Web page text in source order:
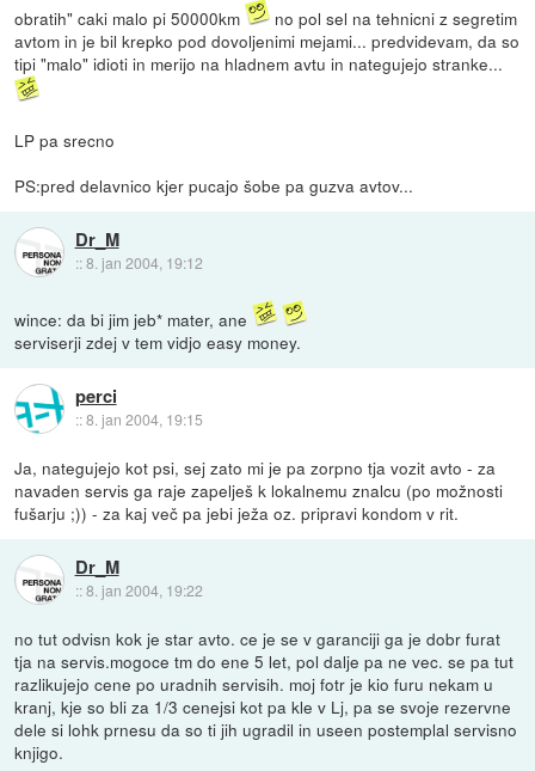
obratih" caki malo pi 50000km
no pol sel na tehnicni z segretim
avtom in je bil krepko pod dovoljenimi mejami... predvidevam, da so
tipi "malo" idioti in merijo na hladnem avtu in nategujejo stranke...
LP pa srecno
PS:pred delavnico kjer pucajo šobe pa guzva avtov...
Dr_M
::8. jan 2004, 19:12
wince: da bi jim jeb* mater, ane
serviserji zdej v tem vidjo easy money.
perci
::8. jan 2004, 19:15
Ja, nategujejo kot psi, sej zato mi je pa zorpno tja vozit avto - za
navaden servis ga raje zapelješ k lokalnemu znalcu (po možnosti
fušarju ;)) - za kaj več pa jebi ježa oz. pripravi kondom v rit.
Dr_M
::8. jan 2004, 19:22
no tut odvisn kok je star avto. ce je se v garanciji ga je dobr furat
tja na servis.mogoce tm do ene 5 let, pol dalje pa ne vec. se pa tut
razlikujejo cene po uradnih servisih. moj fotr je kio furu nekam u
kranj, kje so bli za 1/3 cenejsi kot pa kle v Lj, pa se svoje rezervne
dele si lohk prnesu da so ti jih ugradil in useen postemplal servisno
knjigo.